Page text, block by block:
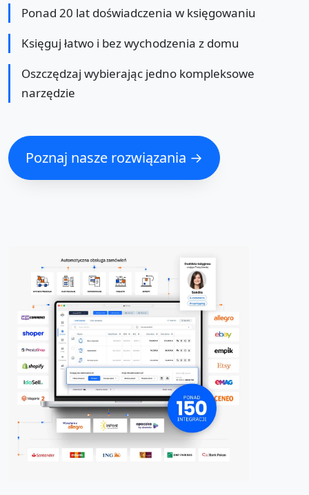
Ponad 20 lat doświadczenia w księgowaniu
Księguj łatwo i bez wychodzenia z domu
Oszczędzaj wybierając jedno kompleksowe
narzędzie
Poznaj nasze rozwiązania →